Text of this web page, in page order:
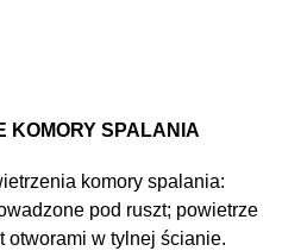
KOMORY SPALANIA
komory spalania:
pod ruszt; powietrze
otworami w tylnej ścianie.